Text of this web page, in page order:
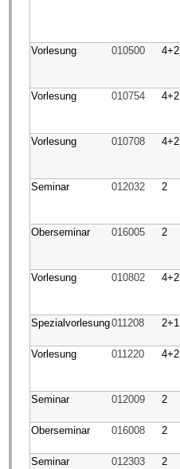
Vorlesung
010500 4+2
Vorlesung
010754 4+2
Vorlesung
010708 4+2
Seminar
012032 2
Oberseminar
016005 2
Vorlesung
010802 4+2
Spezialvorlesung011208 2+1
Vorlesung
011220 4+2
Seminar
012009 2
Oberseminar
016008 2
Seminar
012303 2